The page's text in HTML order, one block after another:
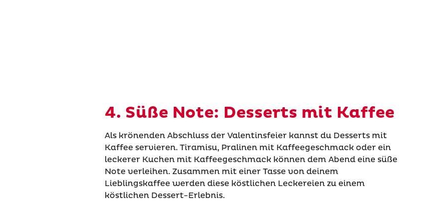
4. Süße Note: Desserts mit Kaffee
Als krönenden Abschluss der Valentinsfeier kannst du Desserts mit
Kaffee servieren. Tiramisu, Pralinen mit Kaffeegeschmack oder ein
leckerer Kuchen mit Kaffeegeschmack können dem Abend eine süße
Note verleihen. Zusammen mit einer Tasse von deinem
Lieblingskaffee werden diese köstlichen Leckereien zu einem
köstlichen Dessert-Erlebnis.